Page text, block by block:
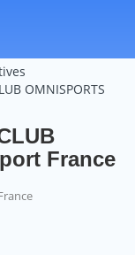
OMNISPORTS
France